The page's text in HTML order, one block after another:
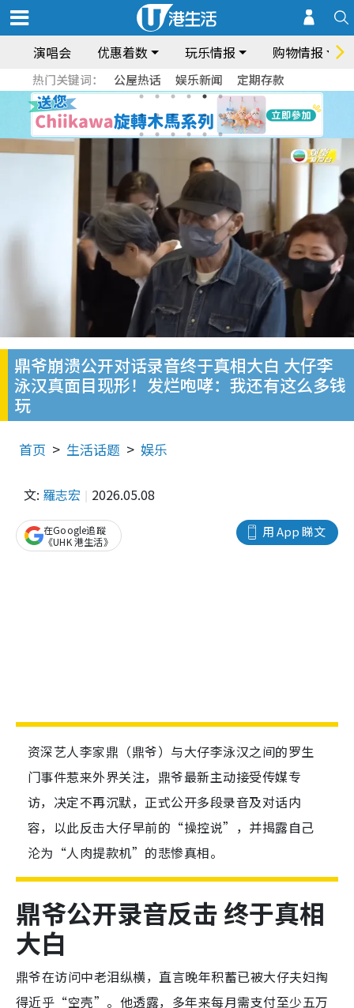
演唱会 优惠着数 玩乐情报 购物情报
热门关键词： 公屋热话 娱乐新闻 定期存款
鼎爷崩溃公开对话录音终于真相大白 大仔李
泳汉真面目现形！发烂咆哮：我还有这么多钱
玩
首页 生活话题 娱乐
文: 羅志宏 2026.05.08
用 App 睇文
在Google追蹤
《UHK 港生活》
资深艺人李家鼎（鼎爷）与大仔李泳汉之间的罗生
门事件惹来外界关注，鼎爷最新主动接受传媒专
访，决定不再沉默，正式公开多段录音及对话内
容，以此反击大仔早前的“操控说”，并揭露自己
沦为“人肉提款机”的悲惨真相。
鼎爷公开录音反击 终于真相
大白
鼎爷在访问中老泪纵横，直言晚年积蓄已被大仔夫妇掏
得近乎“空壳”。他透露，多年来每月需支付至少五万